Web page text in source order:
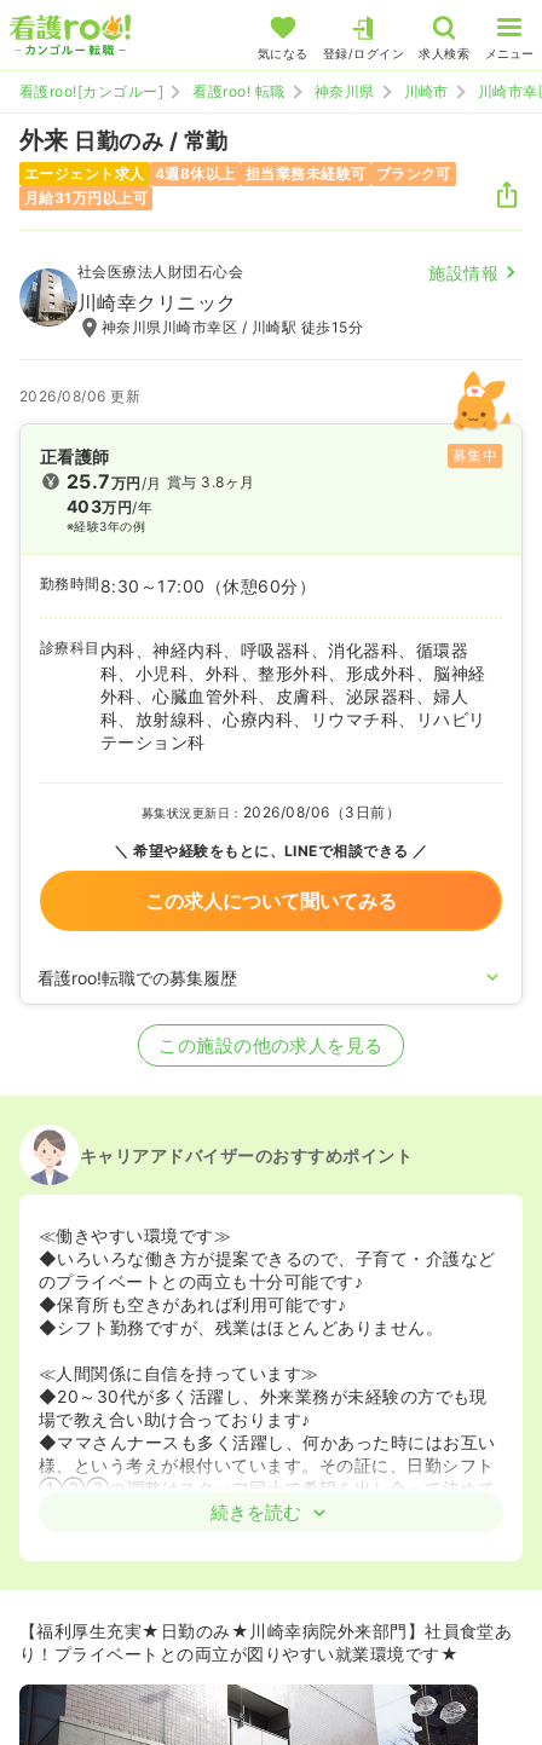
気になる 登録/ログイン 求人検索 メニュー
看護roo![カンゴルー] 看護roo! 転職 神奈川県 川崎市 川崎市幸
外来 日勤のみ / 常勤
エージェント求人 4週8休以上 担当業務未経験可
ブランク可
月給31万円以上可
社会医療法人財団石心会 施設情報
川崎幸クリニック
神奈川県川崎市幸区 / 川崎駅 徒歩15分
2026/08/06 更新
正看護師 募集中
25.7万円/月
403万円/年
※経験3年の例
賞与 3.8ヶ月
勤務時間 8:30～17:00 （休憩60分）
診療科目 内科、神経内科、呼吸器科、消化器科、循環器
科、小児科、外科、整形外科、形成外科、脳神経
外科、心臓血管外科、皮膚科、泌尿器科、婦人
科、放射線科、心療内科、リウマチ科、リハビリ
テーション科
募集状況更新日： 2026/08/06（3日前）
希望や経験をもとに、LINEで相談できる
この求人について聞いてみる
看護roo!転職での募集履歴
正看護師の募集を休止
正看護師の募集を開始
2023/11/01正看護師の募集を開始
2023/05/25
2023/05/08正看護師の募集を休止
2022/06/14
2022/01/25正看護師の募集を休止
この施設の他の求人を見る
キャリアアドバイザーのおすすめポイント
≪働きやすい環境です≫
◆いろいろな働き方が提案できるので、子育て・介護など
のプライベートとの両立も十分可能です♪
◆保育所も空きがあれば利用可能です♪
◆シフト勤務ですが、残業はほとんどありません。
≪人間関係に自信を持っています≫
◆20～30代が多く活躍し、外来業務が未経験の方でも現
場で教え合い助け合っております♪
◆ママさんナースも多く活躍し、何かあった時にはお互い
様、という考えが根付いています。その証に、日勤シフト
①②③の調整はスタッフ同士で希望を出し合って決めて
続きを読む
【福利厚生充実★日勤のみ★川崎幸病院外来部門】社員食堂あ
り！プライベートとの両立が図りやすい就業環境です★